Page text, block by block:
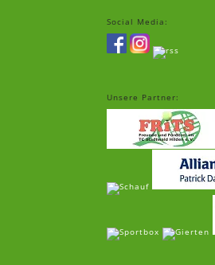
Social Media:
Unsere Partner: